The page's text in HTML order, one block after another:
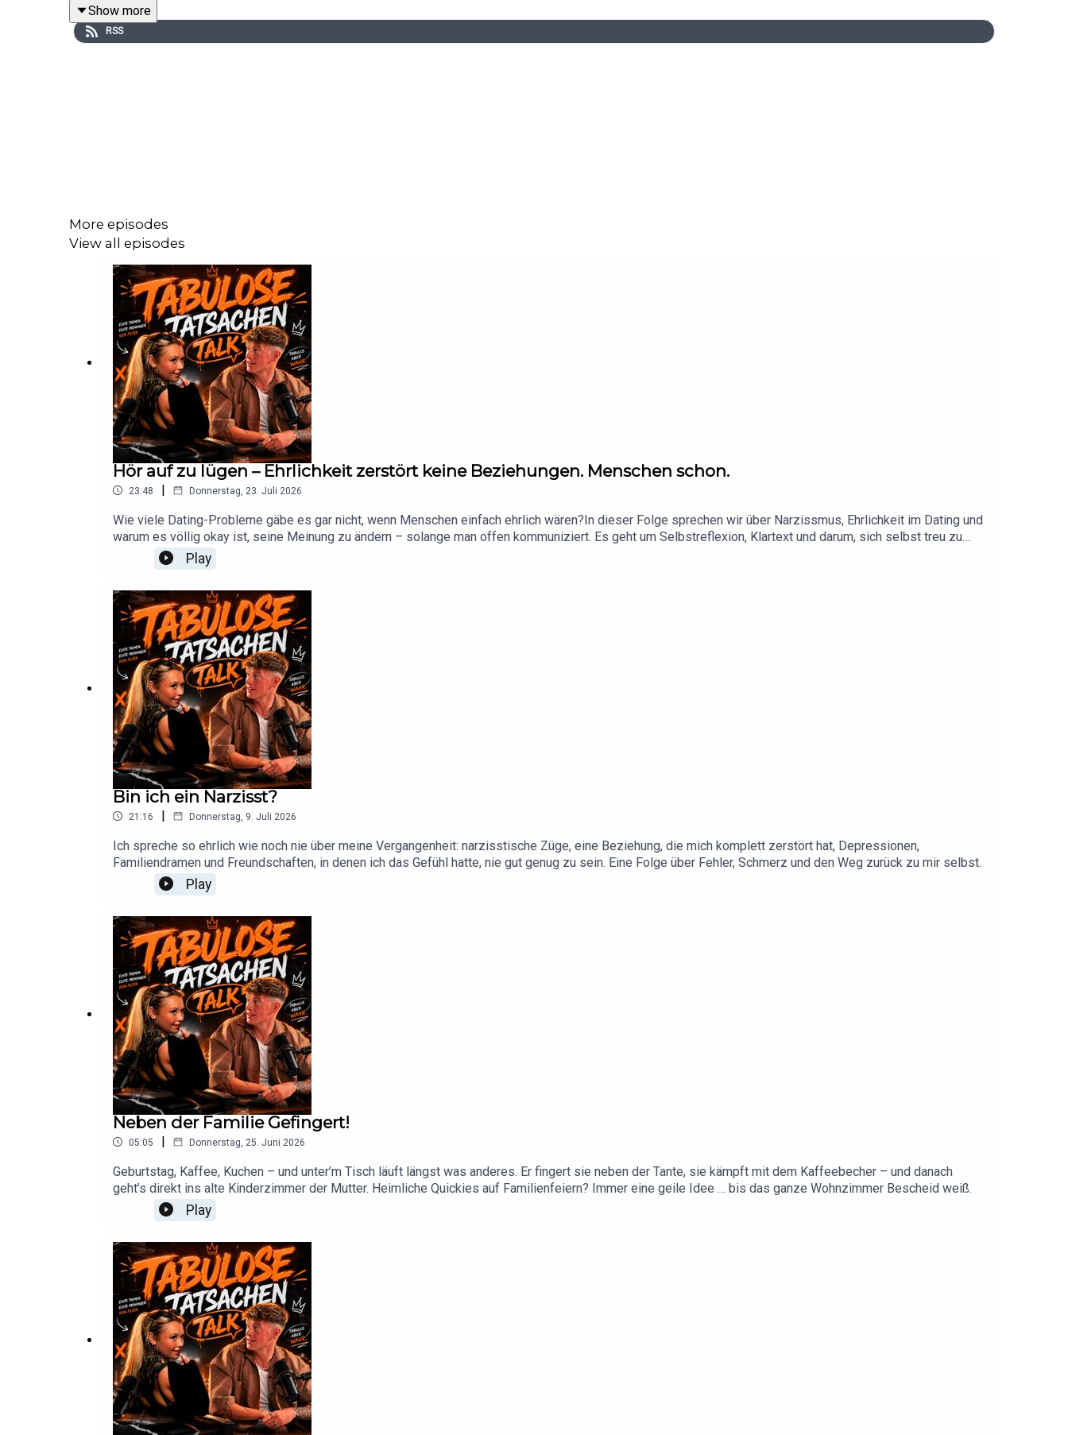
Show more
RSS
More episodes
View all episodes
Hör auf zu lügen – Ehrlichkeit zerstört keine Beziehungen. Menschen schon.
23:48 | Donnerstag, 23. Juli 2026
Wie viele Dating-Probleme gäbe es gar nicht, wenn Menschen einfach ehrlich wären?In dieser Folge sprechen wir über Narzissmus, Ehrlichkeit im Dating und
warum es völlig okay ist, seine Meinung zu ändern – solange man offen kommuniziert. Es geht um Selbstreflexion, Klartext und darum, sich selbst treu zu
bleiben, statt anderen etwas vorzuspielen.Eine Folge voller Real Talk, Deep Talk und einer kleinen Therapiestunde – ungefiltert, ehrlich und vielleicht auch ein
bisschen unbequem.
Play
Bin ich ein Narzisst?
21:16 | Donnerstag, 9. Juli 2026
Ich spreche so ehrlich wie noch nie über meine Vergangenheit: narzisstische Züge, eine Beziehung, die mich komplett zerstört hat, Depressionen,
Familiendramen und Freundschaften, in denen ich das Gefühl hatte, nie gut genug zu sein. Eine Folge über Fehler, Schmerz und den Weg zurück zu mir selbst.
Play
Neben der Familie Gefingert!
05:05 | Donnerstag, 25. Juni 2026
Geburtstag, Kaffee, Kuchen – und unter’m Tisch läuft längst was anderes. Er fingert sie neben der Tante, sie kämpft mit dem Kaffeebecher – und danach
geht’s direkt ins alte Kinderzimmer der Mutter. Heimliche Quickies auf Familienfeiern? Immer eine geile Idee … bis das ganze Wohnzimmer Bescheid weiß.
Play